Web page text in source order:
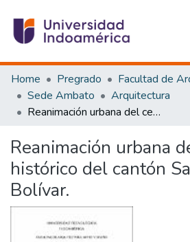
Communities & Collections
All of DSpace
Statistics
Estadísticas Externas
Home Pregrado
Sede Ambato
Arquitectura
Reanimación urbana del centro histórico del cantón San Miguel de Bolívar.
Reanimación urbana
histórico del cantón
Bolívar.